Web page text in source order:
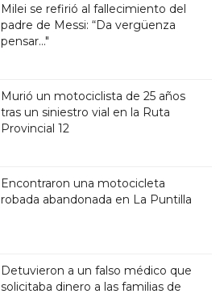
Milei se refirió al fallecimiento del
padre de Messi: “Da vergüenza
pensar..."
Murió un motociclista de 25 años
tras un siniestro vial en la Ruta
Provincial 12
Encontraron una motocicleta
robada abandonada en La Puntilla
Detuvieron a un falso médico que
solicitaba dinero a las familias de